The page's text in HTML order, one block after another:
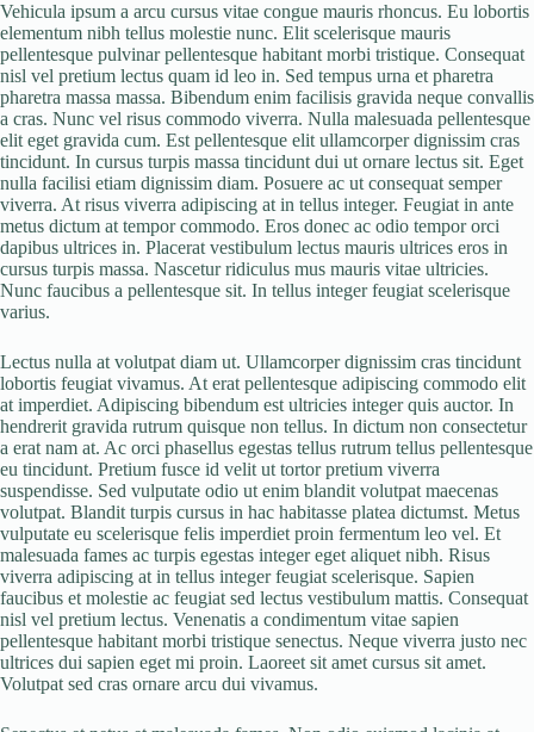
Vehicula ipsum a arcu cursus vitae congue mauris rhoncus. Eu lobortis
elementum nibh tellus molestie nunc. Elit scelerisque mauris
pellentesque pulvinar pellentesque habitant morbi tristique. Consequat
nisl vel pretium lectus quam id leo in. Sed tempus urna et pharetra
pharetra massa massa. Bibendum enim facilisis gravida neque convallis
a cras. Nunc vel risus commodo viverra. Nulla malesuada pellentesque
elit eget gravida cum. Est pellentesque elit ullamcorper dignissim cras
tincidunt. In cursus turpis massa tincidunt dui ut ornare lectus sit. Eget
nulla facilisi etiam dignissim diam. Posuere ac ut consequat semper
viverra. At risus viverra adipiscing at in tellus integer. Feugiat in ante
metus dictum at tempor commodo. Eros donec ac odio tempor orci
dapibus ultrices in. Placerat vestibulum lectus mauris ultrices eros in
cursus turpis massa. Nascetur ridiculus mus mauris vitae ultricies.
Nunc faucibus a pellentesque sit. In tellus integer feugiat scelerisque
varius.
Lectus nulla at volutpat diam ut. Ullamcorper dignissim cras tincidunt
lobortis feugiat vivamus. At erat pellentesque adipiscing commodo elit
at imperdiet. Adipiscing bibendum est ultricies integer quis auctor. In
hendrerit gravida rutrum quisque non tellus. In dictum non consectetur
a erat nam at. Ac orci phasellus egestas tellus rutrum tellus pellentesque
eu tincidunt. Pretium fusce id velit ut tortor pretium viverra
suspendisse. Sed vulputate odio ut enim blandit volutpat maecenas
volutpat. Blandit turpis cursus in hac habitasse platea dictumst. Metus
vulputate eu scelerisque felis imperdiet proin fermentum leo vel. Et
malesuada fames ac turpis egestas integer eget aliquet nibh. Risus
viverra adipiscing at in tellus integer feugiat scelerisque. Sapien
faucibus et molestie ac feugiat sed lectus vestibulum mattis. Consequat
nisl vel pretium lectus. Venenatis a condimentum vitae sapien
pellentesque habitant morbi tristique senectus. Neque viverra justo nec
ultrices dui sapien eget mi proin. Laoreet sit amet cursus sit amet.
Volutpat sed cras ornare arcu dui vivamus.